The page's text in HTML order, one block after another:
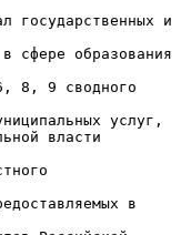
государственных и
сфере образования
8, 9 сводного
услуг,
власти
в